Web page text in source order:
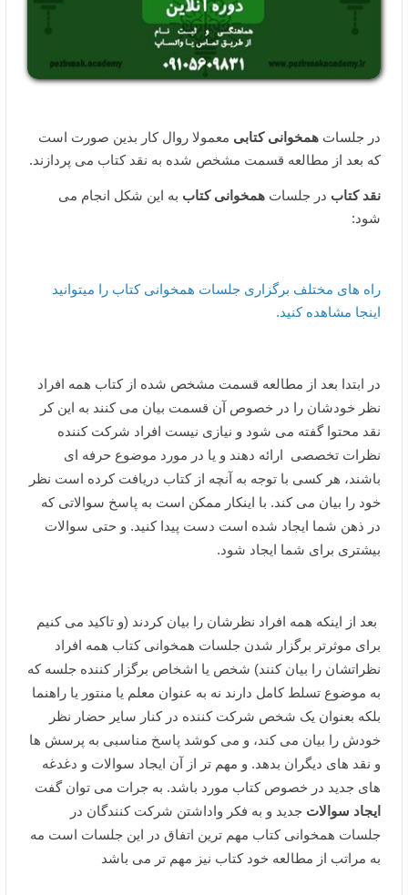
در جلسات همخوانی کتابی معمولا روال کار بدین صورت است
که بعد از مطالعه قسمت مشخص شده به نقد کتاب می پردازند.
نقد کتاب در جلسات همخوانی کتاب به این شکل انجام می
شود:
راه های مختلف برگزاری جلسات همخوانی کتاب را میتوانید
اینجا مشاهده کنید.
در ابتدا بعد از مطالعه قسمت مشخص شده از کتاب همه افراد
نظر خودشان را در خصوص آن قسمت بیان می کنند به این کر
نقد محتوا گفته می شود و نیازی نیست افراد شرکت کننده
نظرات تخصصی ارائه دهند و یا در مورد موضوع حرفه ای
باشند، هر کسی با توجه به آنچه از کتاب دریافت کرده است نظر
خود را بیان می کند. با اینکار ممکن است به پاسخ سوالاتی که
در ذهن شما ایجاد شده است دست پیدا کنید. و حتی سوالات
بیشتری برای شما ایجاد شود.
بعد از اینکه همه افراد نظرشان را بیان کردند (و تاکید می کنیم
برای موثرتر برگزار شدن جلسات همخوانی کتاب همه افراد
نظراتشان را بیان کنند) شخص یا اشخاص برگزار کننده جلسه که
به موضوع تسلط کامل دارند نه به عنوان معلم یا منتور یا راهنما
بلکه بعنوان یک شخص شرکت کننده در کنار سایر حضار نظر
خودش را بیان می کند، و می کوشد پاسخ مناسبی به پرسش ها
و نقد های دیگران بدهد. و مهم تر از آن ایجاد سوالات و دغدغه
های جدید در خصوص کتاب مورد باشد. به جرات می توان گفت
ایجاد سوالات جدید و به فکر واداشتن شرکت کنندگان در
جلسات همخوانی کتاب مهم ترین اتفاق در این جلسات است مه
به مراتب از مطالعه خود کتاب نیز مهم تر می باشد